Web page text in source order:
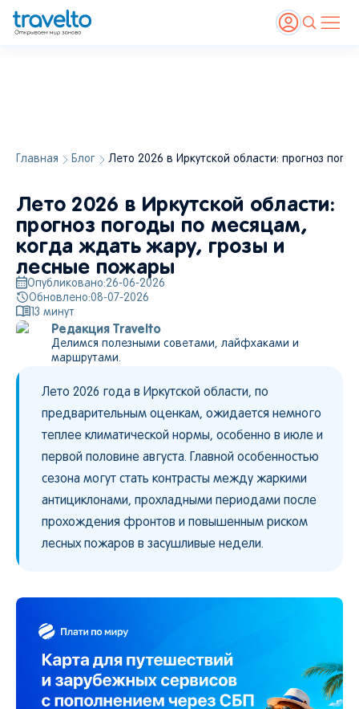
Главная Блог Лето 2026 в Иркутской области: прогноз
Лето 2026 в Иркутской области:
прогноз погоды по месяцам,
когда ждать жару, грозы и
лесные пожары
Опубликовано:26-06-2026
Обновлено:08-07-2026
13 минут
Редакция Travelto
Делимся полезными советами, лайфхаками и
маршрутами.
Лето 2026 года в Иркутской области, по
предварительным оценкам, ожидается немного
теплее климатической нормы, особенно в июле и
первой половине августа. Главной особенностью
сезона могут стать контрасты между жаркими
антициклонами, прохладными периодами после
прохождения фронтов и повышенным риском
лесных пожаров в засушливые недели.